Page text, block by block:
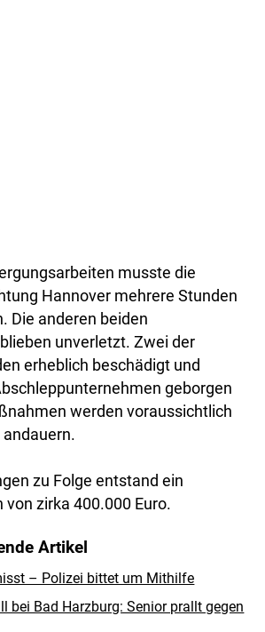
musste die
Hannover mehrere Stunden
Die anderen beiden
unverletzt. Zwei der
erheblich beschädigt und
geborgen
werden voraussichtlich
andauern.
zu Folge entstand ein
von zirka 400.000 Euro.
Artikel
– Polizei bittet um Mithilfe
bei Bad Harzburg: Senior prallt gegen